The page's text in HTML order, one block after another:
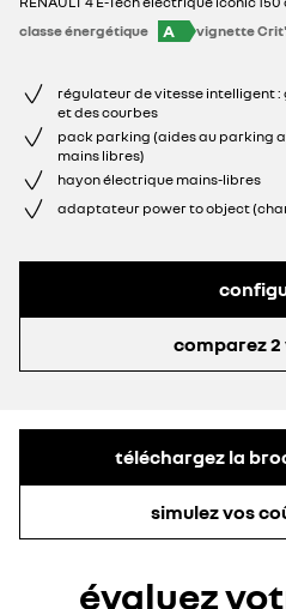
classe énergétique
A vignette
régulateur de vitesse intelligent
et des courbes
pack parking (aides au parking
mains libres)
hayon électrique mains-libres
adaptateur power to object
comparez
téléchargez la
simulez vos
évaluez